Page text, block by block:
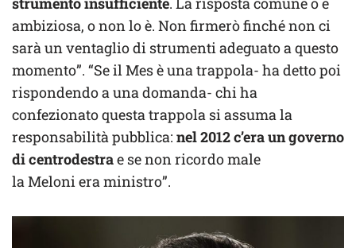
ambiziosa, o non lo è. Non firmerò finché non ci
sarà un ventaglio di strumenti adeguato a questo
momento”. “Se il Mes è una trappola- ha detto poi
rispondendo a una domanda- chi ha
confezionato questa trappola si assuma la
responsabilità pubblica: nel 2012 c’era un governo
di centrodestrae se non ricordo male
la Meloni era ministro”.